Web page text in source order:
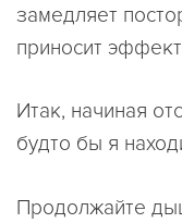
замедляет
приносит
Итак, начиная
будто бы я
Продолжайте